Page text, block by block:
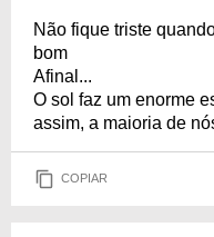
Não fique triste
bom
Afinal...
O sol faz um enorme
assim, a maioria de
COPIAR